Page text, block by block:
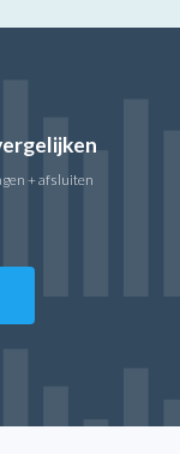
+ afsluiten